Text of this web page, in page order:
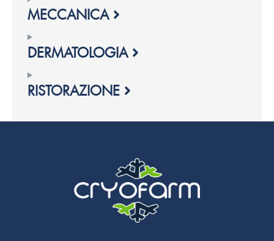
MECCANICA
DERMATOLOGIA
RISTORAZIONE